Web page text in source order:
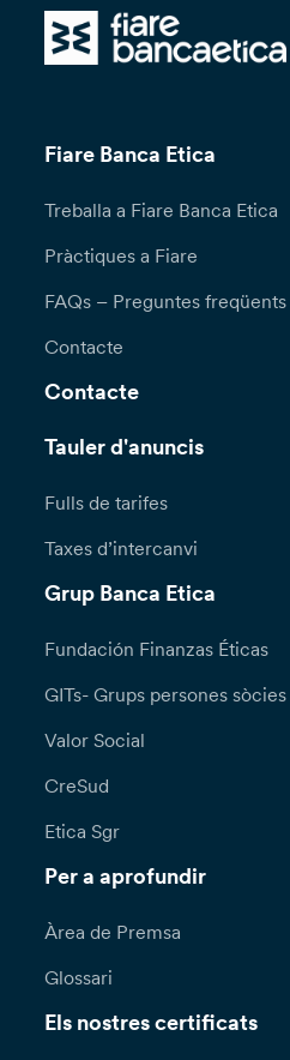
Fiare Banca Etica
Treballa a Fiare Banca Etica
Pràctiques a Fiare
FAQs – Preguntes freqüents
Contacte
Contacte
Tauler d'anuncis
Fulls de tarifes
Taxes d’intercanvi
Grup Banca Etica
Fundación Finanzas Éticas
GITs- Grups persones sòcies
Valor Social
CreSud
Etica Sgr
Per a aprofundir
Àrea de Premsa
Glossari
Els nostres certificats